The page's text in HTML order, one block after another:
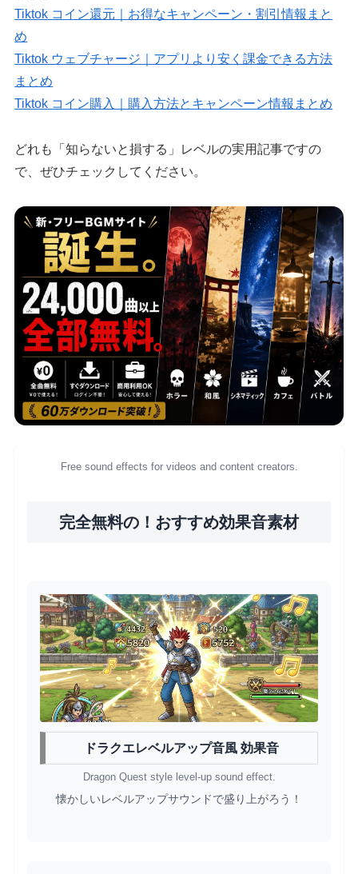
Tiktok コイン還元｜お得なキャンペーン・割引情報まと
め
Tiktok ウェブチャージ｜アプリより安く課金できる方法
まとめ
Tiktok コイン購入｜購入方法とキャンペーン情報まとめ
どれも「知らないと損する」レベルの実用記事ですの
で、ぜひチェックしてください。
Free sound effects for videos and content creators.
完全無料の！おすすめ効果音素材
ドラクエレベルアップ音風 効果音
Dragon Quest style level-up sound effect.
懐かしいレベルアップサウンドで盛り上がろう！